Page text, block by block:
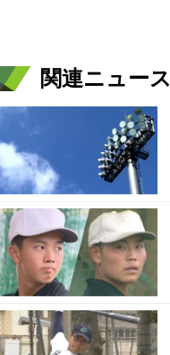
関連ニュース